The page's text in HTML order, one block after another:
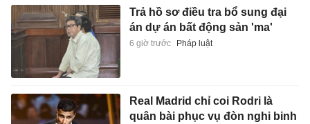
Trả hồ sơ điều tra bổ sung đại
án dự án bất động sản 'ma'
6 giờ trước Pháp luật
Real Madrid chỉ coi Rodri là
quân bài phục vụ đòn nghi binh